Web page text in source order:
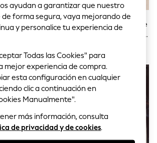
& Sleepsuits
& Playsuits
Shop
& Sliders
Swimwear
& Caps
Footwear
& Pumps
Con
De
Azul - Vestido A Media Pierna De
ayudan a garantizar que nuestro
forma segura, vaya mejorando de
y personalice tu experiencia de
Todas las Cookies" para
mejor experiencia de compra.
esta configuración en cualquier
clic a continuación en
Manualmente".
más información, consulta
de privacidad y de cookies.